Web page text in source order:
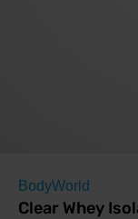
BodyWorld
Clear Whey